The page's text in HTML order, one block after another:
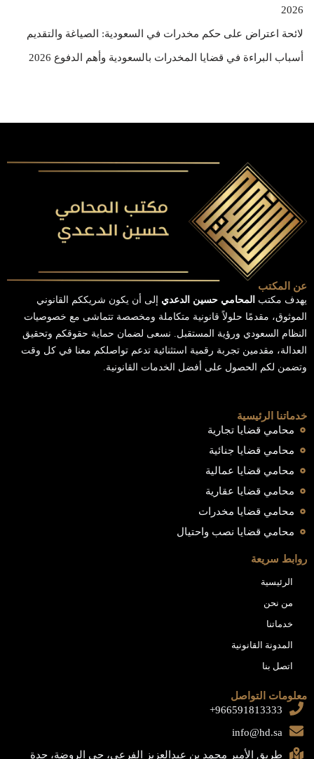
2026
لائحة اعتراض على حكم مخدرات في السعودية: الصياغة والتقديم
أسباب البراءة في قضايا المخدرات بالسعودية وأهم الدفوع 2026
عن المكتب
يهدف مكتب المحامي حسين الدعدي إلى أن يكون شريككم القانوني
الموثوق، مقدمًا حلولاً قانونية متكاملة ومخصصة تتماشى مع خصوصيات
النظام السعودي ورؤية المستقبل. نسعى لضمان حماية حقوقكم وتحقيق
العدالة، مقدمين تجربة رقمية استثنائية تدعم تواصلكم معنا في كل وقت
وتضمن لكم الحصول على أفضل الخدمات القانونية.
خدماتنا الرئيسية
محامي قضايا تجارية
محامي قضايا جنائية
محامي قضايا عمالية
محامي قضايا عقارية
محامي قضايا مخدرات
محامي قضايا نصب واحتيال
روابط سريعة
الرئيسية
من نحن
خدماتنا
المدونة القانونية
اتصل بنا
معلومات التواصل
966591813333+
info@hd.sa
طريق الأمير محمد بن عبدالعزيز الفرعي، حي الروضة، جدة